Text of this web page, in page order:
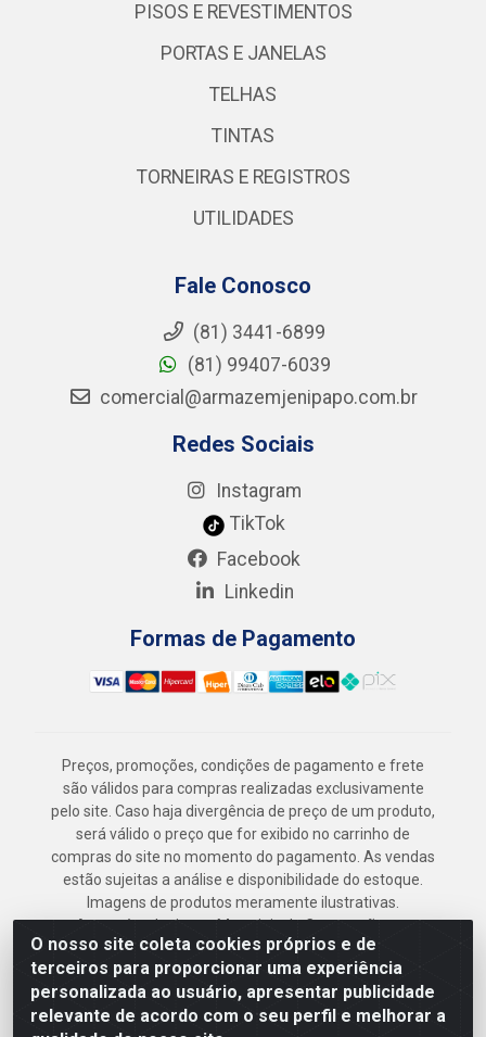
O nosso site coleta cookies próprios e de
terceiros para proporcionar uma experiência
personalizada ao usuário, apresentar publicidade
relevante de acordo com o seu perfil e melhorar a
PISOS E REVESTIMENTOS
PORTAS E JANELAS
TELHAS
TINTAS
TORNEIRAS E REGISTROS
UTILIDADES
Fale Conosco
(81) 3441-6899
(81) 99407-6039
comercial@armazemjenipapo.com.br
Redes Sociais
Instagram
TikTok
Facebook
Linkedin
Formas de Pagamento
Preços, promoções, condições de pagamento e frete
são válidos para compras realizadas exclusivamente
pelo site. Caso haja divergência de preço de um produto,
será válido o preço que for exibido no carrinho de
compras do site no momento do pagamento. As vendas
estão sujeitas a análise e disponibilidade do estoque.
Imagens de produtos meramente ilustrativas.
Armazém Jenipapo Materiais de Construção em
Geral LTDA - Rua das Flores, 2691 - Guabiraba,
Recife/PE - CEP 52.291-630 - CNPJ
41.097.379/0001-